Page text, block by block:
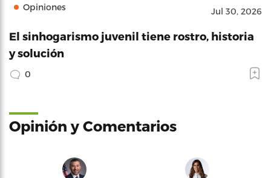
Opiniones Jul 30, 2026
El sinhogarismo juvenil tiene rostro, historia
y solución
0
Opinión y Comentarios